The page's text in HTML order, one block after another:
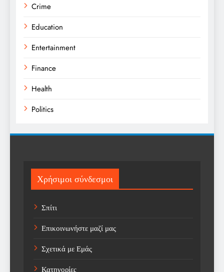
Crime
Education
Entertainment
Finance
Health
Politics
Sport
Sports
Technology
Trending
Weather
Χρήσιμοι σύνδεσμοι
Σπίτι
Επικοινωνήστε μαζί μας
Σχετικά με Εμάς
Κατηγορίες